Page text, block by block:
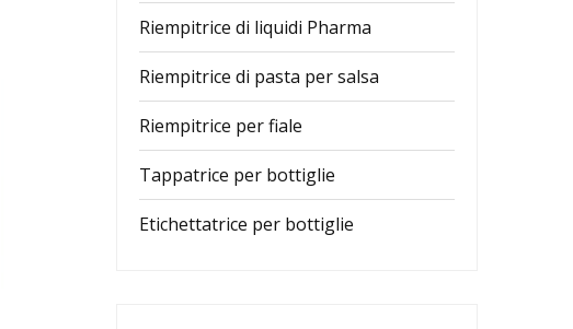
Riempitrice di liquidi Pharma
Riempitrice di pasta per salsa
Riempitrice per fiale
Tappatrice per bottiglie
Etichettatrice per bottiglie